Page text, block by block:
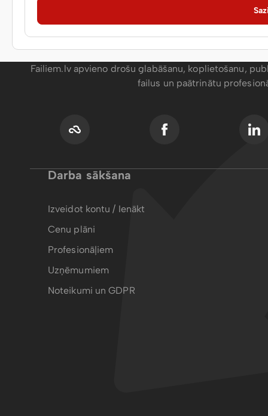
Failiem.lv apvieno drošu glabāšanu, koplietošanu,
failus un paātrinātu
Darba sākšana
Izveidot kontu / Ienākt
Cenu plāni
Profesionāļiem
Uzņēmumiem
Noteikumi un GDPR